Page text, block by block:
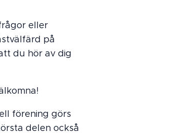
eller
på
du hör av dig
förening görs
delen också